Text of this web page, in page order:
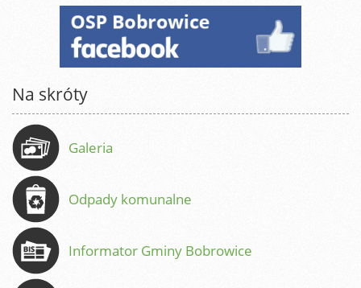
Na skróty
Galeria
Odpady komunalne
Informator Gminy Bobrowice